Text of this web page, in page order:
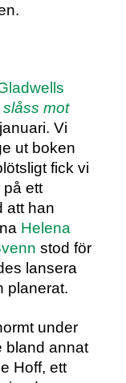
mot
Vi
ut boken
fick vi
på ett
att han
Helena
stod för
lansera
planerat.
under
bland annat
Hoff, ett